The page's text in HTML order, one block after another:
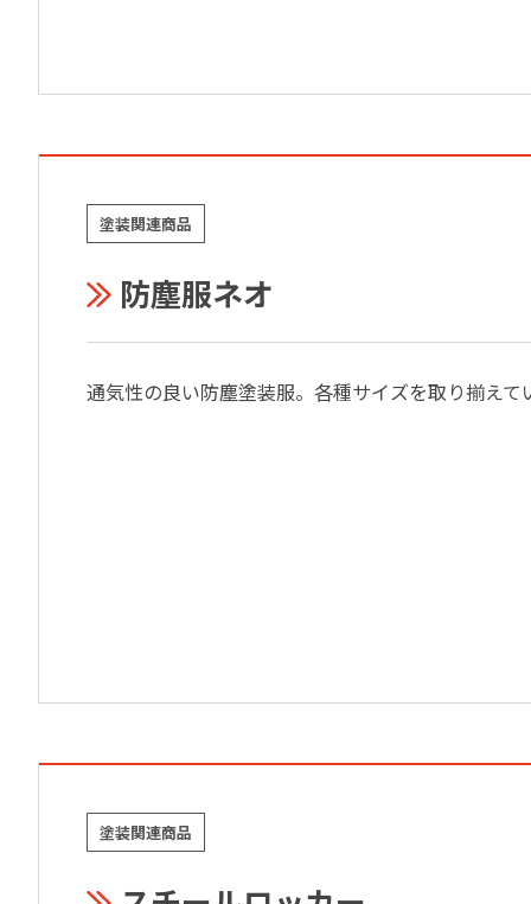
塗装関連商品
防塵服ネオ
通気性の良い防塵塗装服。各種サイズを取り揃えて
塗装関連商品